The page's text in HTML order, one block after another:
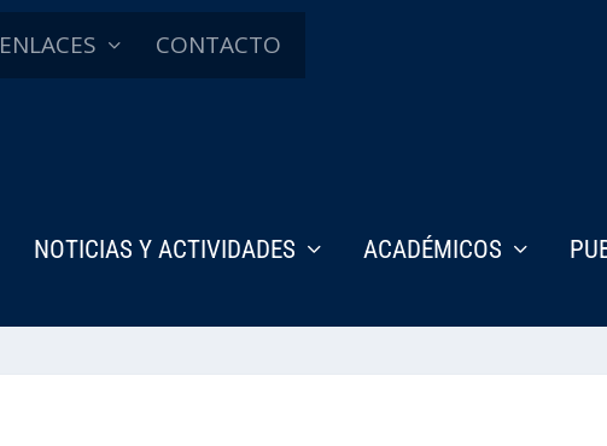
ENLACES CONTACTO
NOTICIAS Y ACTIVIDADES ACADÉMICOS